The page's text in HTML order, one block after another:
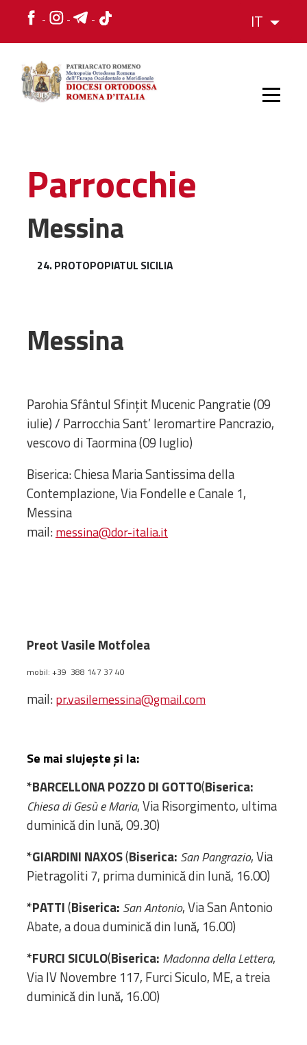
IT
STORIA
monumenti
Diaconie
Associazioni e
Centri
Cimiteri
Parrocchie
RISORSE
RISORSE
Risorse multimediali
Dalla vita
della”famiglia” della
La Parola del Vescovo
Prezentarea
Parohiilor
CONTATTI
Parrocchie
Messina
24. PROTOPOPIATUL SICILIA
Messina
Parohia Sfântul Sfințit Mucenic Pangratie (09
iulie) / Parrocchia Sant’ Ieromartire Pancrazio,
vescovo di Taormina (09 luglio)
Biserica: Chiesa Maria Santissima della
Contemplazione, Via Fondelle e Canale 1,
Messina
mail:messina@dor-italia.it
Preot Vasile Motfolea
mobil: +39 388 147 37 40
mail:pr.vasilemessina@gmail.com
Se mai slujește și la:
*BARCELLONA POZZO DI GOTTO(Biserica:
Chiesa di Gesù e Maria, Via Risorgimento, ultima
duminică din lună, 09.30)
*GIARDINI NAXOS(Biserica: San Pangrazio, Via
Pietragoliti 7, prima duminică din lună, 16.00)
*PATTI(Biserica: San Antonio, Via San Antonio
Abate, a doua duminică din lună, 16.00)
*FURCI SICULO(Biserica: Madonna della Lettera,
Via IV Novembre 117, Furci Siculo, ME, a treia
duminică din lună, 16.00)